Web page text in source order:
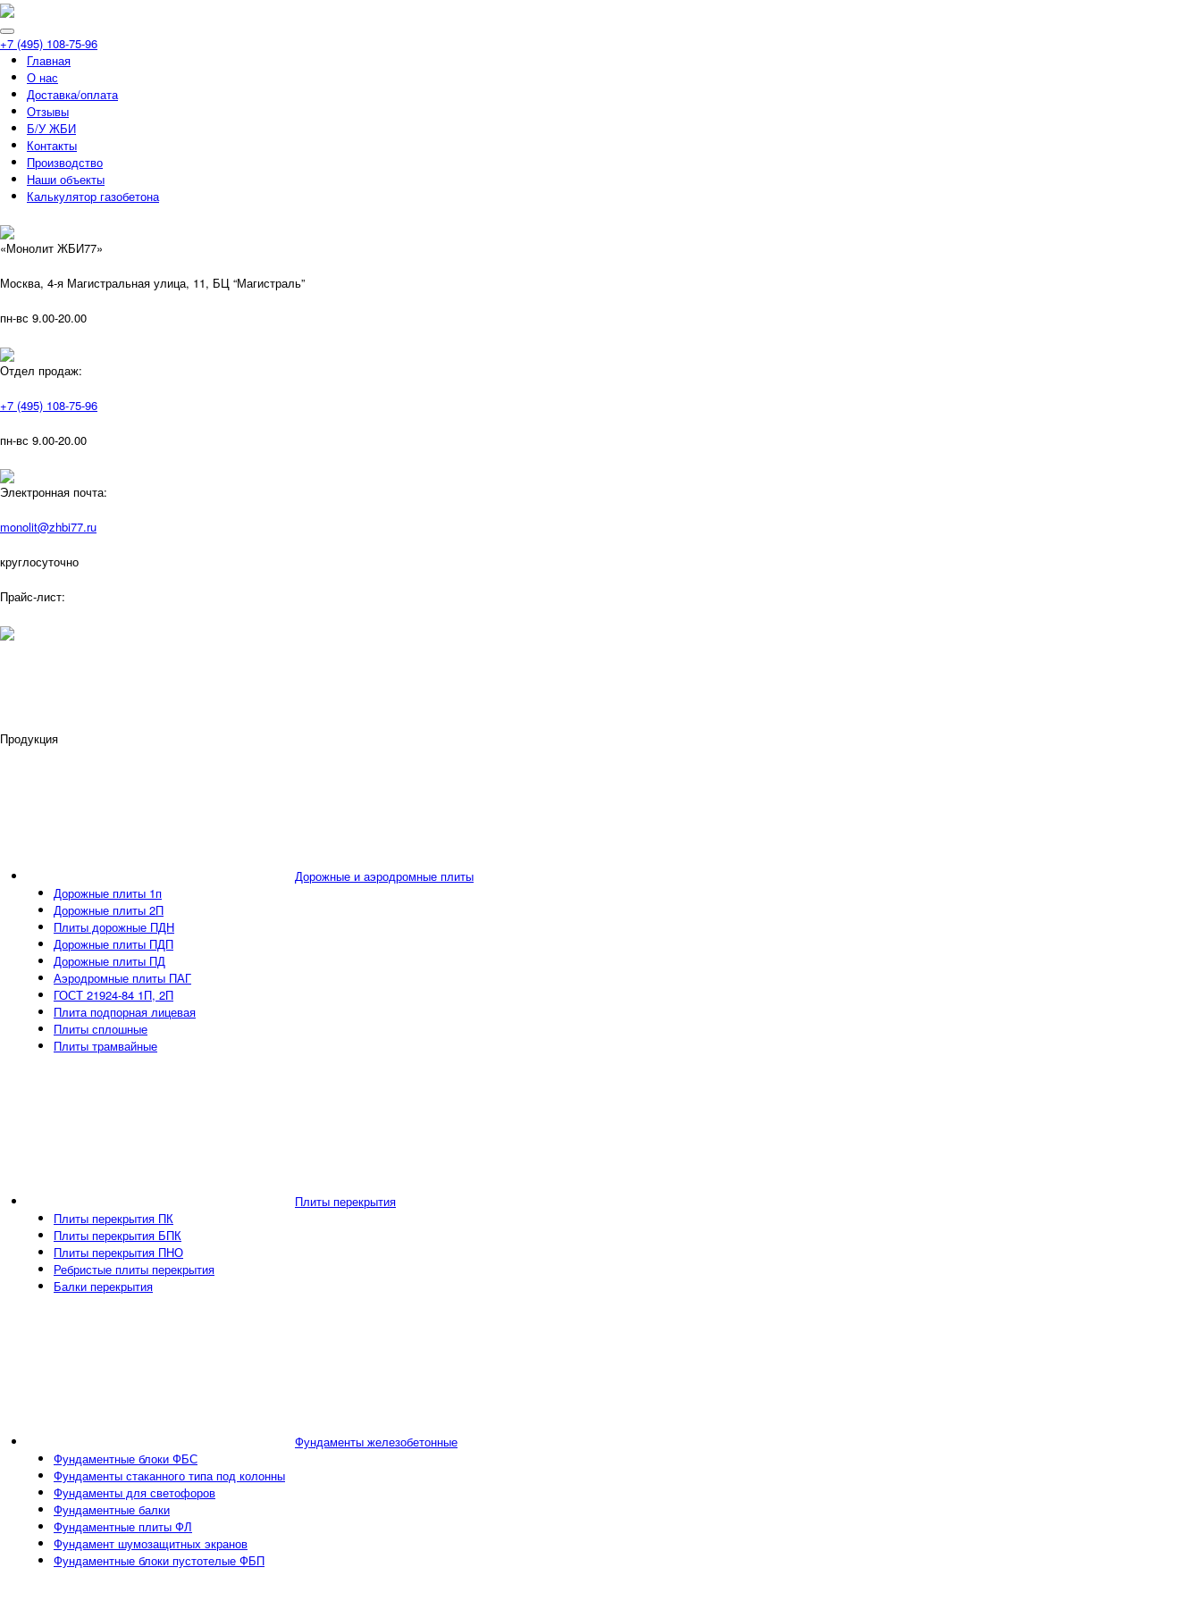
+7 (495) 108-75-96
Главная
О нас
Доставка/оплата
Отзывы
Б/У ЖБИ
Контакты
Производство
Наши объекты
Калькулятор газобетона
«Монолит ЖБИ77»
Москва, 4-я Магистральная улица, 11, ​БЦ “Магистраль”
пн-вс 9.00-20.00
Отдел продаж:
+7 (495) 108-75-96
пн-вс 9.00-20.00
Электронная почта:
monolit@zhbi77.ru
круглосуточно
Прайс-лист:
Продукция
Дорожные и аэродромные плиты
Дорожные плиты 1п
Дорожные плиты 2П
Плиты дорожные ПДН
Дорожные плиты ПДП
Дорожные плиты ПД
Аэродромные плиты ПАГ
ГОСТ 21924-84 1П, 2П
Плита подпорная лицевая
Плиты сплошные
Плиты трамвайные
Плиты перекрытия
Плиты перекрытия ПК
Плиты перекрытия БПК
Плиты перекрытия ПНО
Ребристые плиты перекрытия
Балки перекрытия
Фундаменты железобетонные
Фундаментные блоки ФБС
Фундаменты стаканного типа под колонны
Фундаменты для светофоров
Фундаментные балки
Фундаментные плиты ФЛ
Фундамент шумозащитных экранов
Фундаментные блоки пустотелые ФБП